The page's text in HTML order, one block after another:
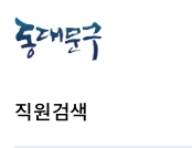
직원검색